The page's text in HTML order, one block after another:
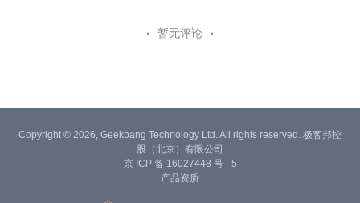
暂无评论
Copyright © 2026, Geekbang Technology Ltd. All rights reserved. 极客邦控
股（北京）有限公司
京 ICP 备 16027448 号 - 5
产品资质